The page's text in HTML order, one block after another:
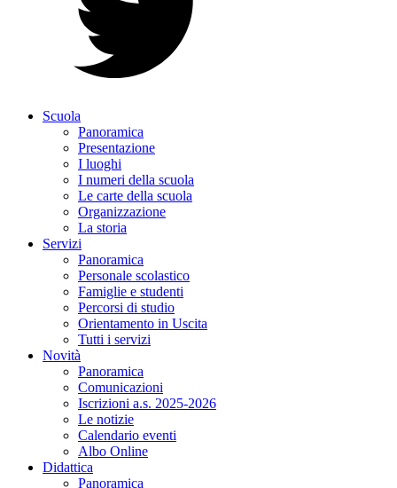
Scuola
Panoramica
Presentazione
I luoghi
I numeri della scuola
Le carte della scuola
Organizzazione
La storia
Servizi
Panoramica
Personale scolastico
Famiglie e studenti
Percorsi di studio
Orientamento in Uscita
Tutti i servizi
Novità
Panoramica
Comunicazioni
Iscrizioni a.s. 2025-2026
Le notizie
Calendario eventi
Albo Online
Didattica
Panoramica